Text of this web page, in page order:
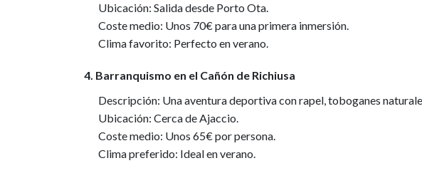
Ubicación: Salida desde Porto Ota.
Coste medio: Unos 70€ para una primera inmersión.
Clima favorito: Perfecto en verano.
4. Barranquismo en el Cañón de Richiusa
Descripción: Una aventura deportiva con rapel, toboganes
Ubicación: Cerca de Ajaccio.
Coste medio: Unos 65€ por persona.
Clima preferido: Ideal en verano.